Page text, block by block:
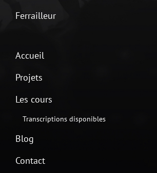
Ferrailleur
Accueil
Projets
Les cours
Transcriptions disponibles
Blog
Contact